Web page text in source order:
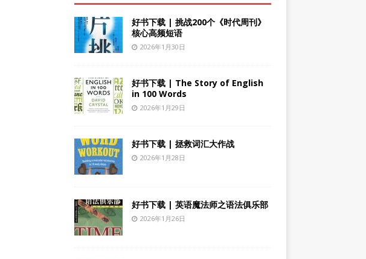
好书下载 | 挑战200个《时代周刊》
核心高频短语
2026年1月30日
好书下载 | The Story of English
in 100 Words
2026年1月29日
好书下载 | 拯救词汇大作战
2026年1月28日
好书下载 | 英语魔法师之语法俱乐部
2026年1月26日